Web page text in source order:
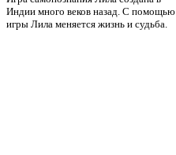
Индии много веков назад. С помощью
игры Лила меняется жизнь и судьба.